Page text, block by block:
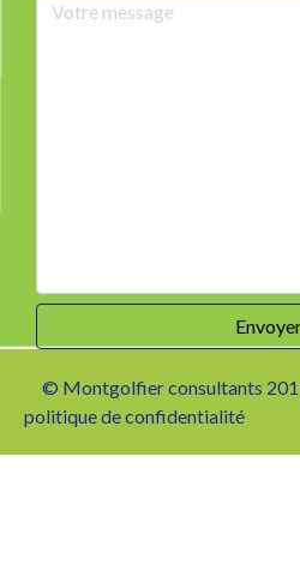
© Montgolfier consultants
politique de confidentialité